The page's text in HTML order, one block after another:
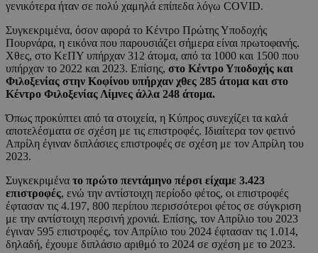
γενικότερα ήταν σε πολύ χαμηλά επίπεδα λόγω COVID.
Συγκεκριμένα, όσον αφορά το Κέντρο Πρώτης Υποδοχής
Πουρνάρα, η εικόνα που παρουσιάζει σήμερα είναι πρωτοφανής.
Χθες, στο ΚεΠΥ υπήρχαν 312 άτομα, από τα 1000 και 1500 που
υπήρχαν το 2022 και 2023. Επίσης, στο Κέντρο Υποδοχής και
Φιλοξενίας στην Κοφίνου υπήρχαν χθες 285 άτομα και στο
Κέντρο Φιλοξενίας Λίμνες άλλα 248 άτομα.
Όπως προκύπτει από τα στοιχεία, η Κύπρος συνεχίζει τα καλά
αποτελέσματα σε σχέση με τις επιστροφές. Ιδιαίτερα τον φετινό
Απρίλη έγιναν διπλάσιες επιστροφές σε σχέση με τον Απρίλη του
2023.
Συγκεκριμένα το πρώτο πεντάμηνο πέρσι είχαμε 3.423
επιστροφές, ενώ την αντίστοιχη περίοδο φέτος, οι επιστροφές
έφτασαν τις 4.197, 800 περίπου περισσότεροι φέτος σε σύγκριση
με την αντίστοιχη περσινή χρονιά. Επίσης, τον Απρίλιο του 2023
έγιναν 595 επιστροφές, τον Απρίλιο του 2024 έφτασαν τις 1.014,
δηλαδή, έχουμε διπλάσιο αριθμό το 2024 σε σχέση με το 2023.